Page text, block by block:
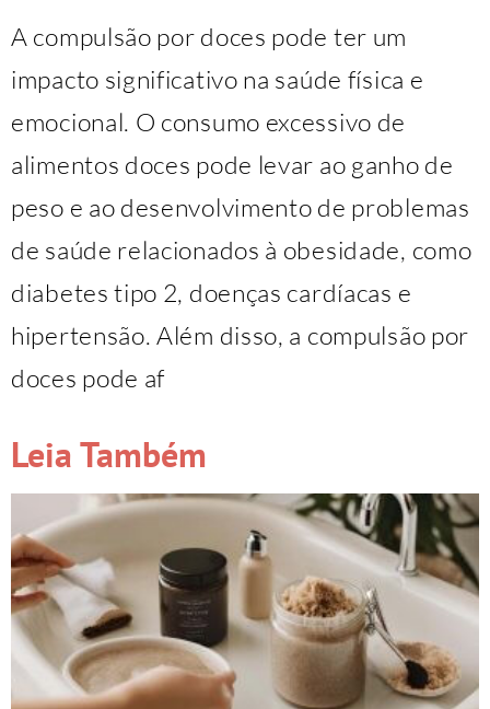
A compulsão por doces pode ter um
impacto significativo na saúde física e
emocional. O consumo excessivo de
alimentos doces pode levar ao ganho de
peso e ao desenvolvimento de problemas
de saúde relacionados à obesidade, como
diabetes tipo 2, doenças cardíacas e
hipertensão. Além disso, a compulsão por
doces pode af
Leia Também